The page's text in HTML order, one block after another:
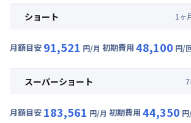
その他費用 :
初期費用
契約事務手数料 : 9,000円/回 (税抜)
月額賃料目安(30日利用)
光熱費他 : 19,110円/月 (637円/日) (税抜)
その他費用 :
初期費用
ショート 1 ヶ
月額目安 91,521 円/月 初期費用 48,100 円/
月額賃料目安(30日利用)
光熱費他 : 19,110円/月 (637円/日) (税抜)
スーパーショート 7
月額目安 183,561 円/月 初期費用 44,350